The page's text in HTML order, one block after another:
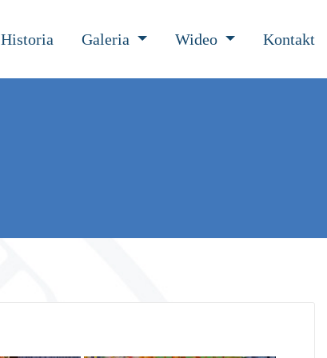
Historia Galeria Wideo Kontakt